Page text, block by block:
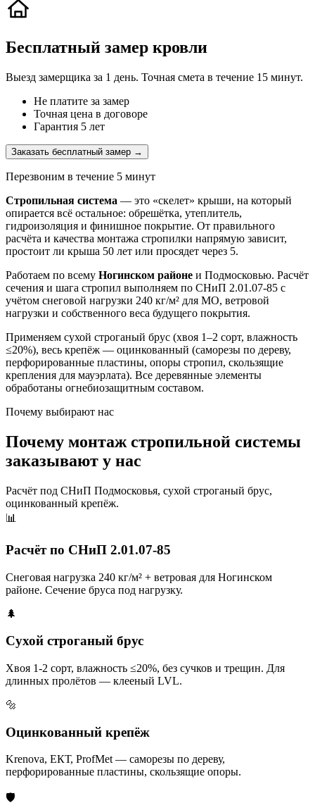
Бесплатный замер кровли
Выезд замерщика за 1 день. Точная смета в течение 15 минут.
Не платите за замер
Точная цена в договоре
Гарантия 5 лет
Заказать бесплатный замер →
Перезвоним в течение 5 минут
Стропильная система — это «скелет» крыши, на который
опирается всё остальное: обрешётка, утеплитель,
гидроизоляция и финишное покрытие. От правильного
расчёта и качества монтажа стропилки напрямую зависит,
простоит ли крыша 50 лет или просядет через 5.
Работаем по всему Ногинском районе и Подмосковью. Расчёт
сечения и шага стропил выполняем по СНиП 2.01.07-85 с
учётом снеговой нагрузки 240 кг/м² для МО, ветровой
нагрузки и собственного веса будущего покрытия.
Применяем сухой строганый брус (хвоя 1–2 сорт, влажность
≤20%), весь крепёж — оцинкованный (саморезы по дереву,
перфорированные пластины, опоры стропил, скользящие
крепления для мауэрлата). Все деревянные элементы
обработаны огнебиозащитным составом.
Почему выбирают нас
Почему монтаж стропильной системы
заказывают у нас
Расчёт под СНиП Подмосковья, сухой строганый брус,
оцинкованный крепёж.
📊
Расчёт по СНиП 2.01.07-85
Снеговая нагрузка 240 кг/м² + ветровая для Ногинском
районе. Сечение бруса под нагрузку.
🌲
Сухой строганый брус
Хвоя 1-2 сорт, влажность ≤20%, без сучков и трещин. Для
длинных пролётов — клееный LVL.
🔩
Оцинкованный крепёж
Krenova, ЕКТ, ProfMet — саморезы по дереву,
перфорированные пластины, скользящие опоры.
🛡️